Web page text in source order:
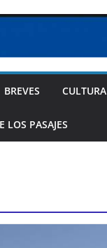
BREVES CULTURA
LOS PASAJES